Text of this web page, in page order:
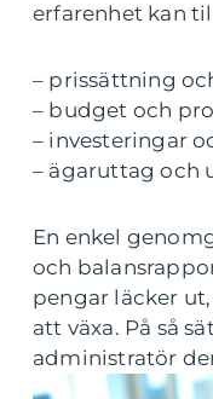
erfarenhet kan
– prissättning
– budget och
– investeringar
– ägaruttag och
En enkel
och
pengar läcker
att växa. På så
administratör